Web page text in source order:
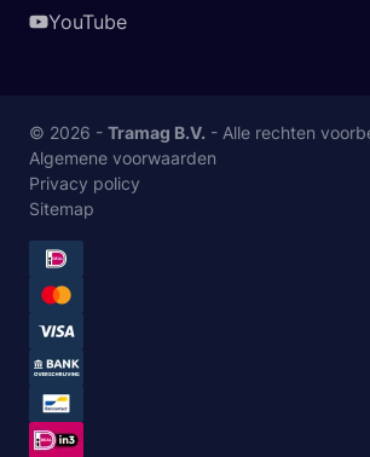
YouTube
© 2026 - Tramag B.V. - Alle rechten
Algemene voorwaarden
Privacy policy
Sitemap